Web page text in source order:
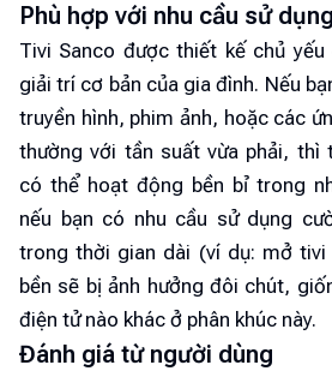
Phù hợp với nhu cầu sử dụng
Tivi Sanco được thiết kế chủ
giải trí cơ bản của gia đình. Nếu
truyền hình, phim ảnh, hoặc các
thường với tần suất vừa phải, thì
có thể hoạt động bền bỉ trong
nếu bạn có nhu cầu sử dụng
trong thời gian dài (ví dụ: mở
bền sẽ bị ảnh hưởng đôi chút,
điện tử nào khác ở phân khúc này.
Đánh giá từ người dùng